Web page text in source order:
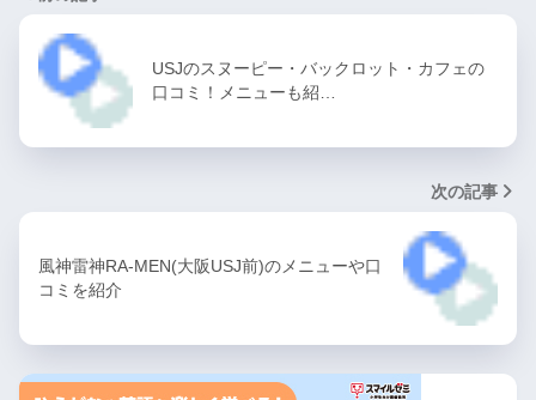
USJのスヌーピー・バックロット・カフェの
口コミ！メニューも紹…
次の記事
風神雷神RA-MEN(大阪USJ前)のメニューや口
コミを紹介